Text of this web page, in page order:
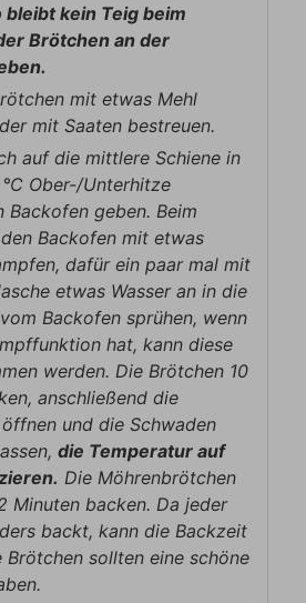
bleibt kein Teig beim
Brötchen an der
mit etwas Mehl
mit Saaten bestreuen.
auf die mittlere Schiene in
Ober-/Unterhitze
Backofen geben. Beim
Backofen mit etwas
dafür ein paar mal mit
etwas Wasser an in die
Backofen sprühen, wenn
hat, kann diese
werden. Die Brötchen 10
anschließend die
und die Schwaden
die Temperatur auf
Die Möhrenbrötchen
Minuten backen. Da jeder
backt, kann die Backzeit
Brötchen sollten eine schöne